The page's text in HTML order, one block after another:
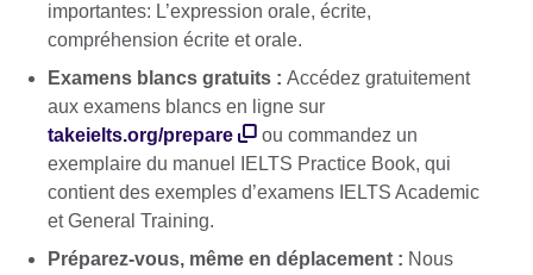
importantes: L’expression orale, écrite,
compréhension écrite et orale.
Examens blancs gratuits : Accédez gratuitement
aux examens blancs en ligne sur
takeielts.org/prepare
ou commandez un
exemplaire du manuel IELTS Practice Book, qui
contient des exemples d’examens IELTS Academic
et General Training.
Préparez-vous, même en déplacement : Nous